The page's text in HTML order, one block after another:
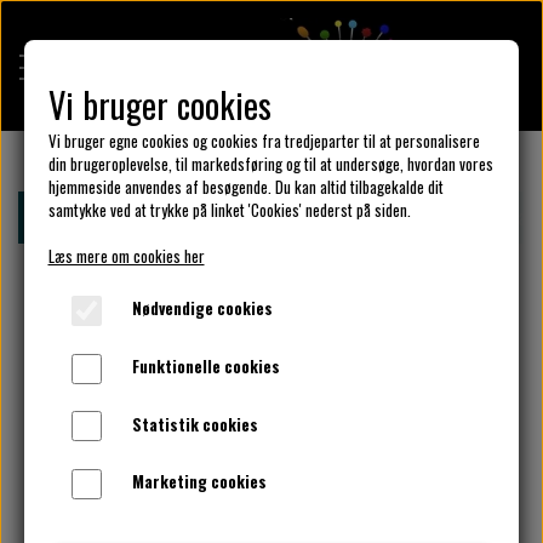
KULÖR DESIGN
DESIGN DIN KJOLE
UNIKA PAKKER
KLAR PARAT
Forside Kulör Design Kjoler Udsalg udsalg udsalg
Vi bruger cookies
Vi bruger egne cookies og cookies fra tredjeparter til at personalisere
din brugeroplevelse, til markedsføring og til at undersøge, hvordan vores
hjemmeside anvendes af besøgende. Du kan altid tilbagekalde dit
samtykke ved at trykke på linket 'Cookies' nederst på siden.
Læs mere om cookies her
Nødvendige cookies
Funktionelle cookies
Statistik cookies
Marketing cookies